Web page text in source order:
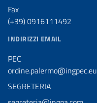
Fax
(+39) 0916111492
INDIRIZZI EMAIL
PEC
ordine.palermo@ingpec.eu
SEGRETERIA